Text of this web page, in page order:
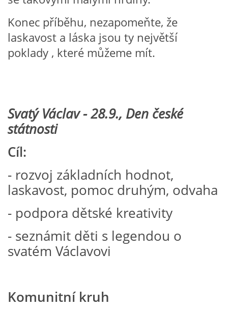
TÝDENNÍ PLÁNY
SMYSLOVÁ AKTIVITA
KALENDÁŘ PRO DĚTI
SVATÝ VÁCLAV
HALLOWEEN
Konec příběhu, nezapomeňte, že
laskavost a láska jsou ty největší
poklady , které můžeme mít.
Svatý Václav - 28.9., Den české
státnosti
Cíl:
- rozvoj základních hodnot,
laskavost, pomoc druhým, odvaha
- podpora dětské kreativity
- seznámit děti s legendou o
svatém Václavovi
Komunitní kruh